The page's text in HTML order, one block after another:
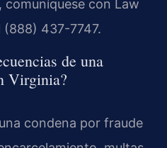
comuníquese con Law
(888) 437-7747.
de una
Virginia?
condena por fraude